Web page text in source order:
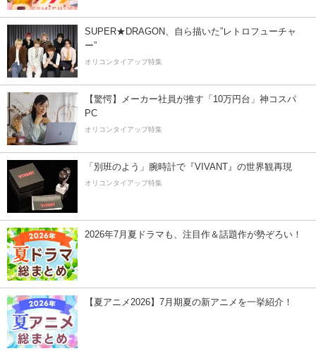
SUPER★DRAGON、自ら描いた”レトロフューチャ
ー”
オリコンタイアップ特集
【驚愕】メーカー社員が推す「10万円台」神コスパ
PC
オリコンタイアップ特集
「別班のよう」腕時計で『VIVANT』の世界観再現
オリコンタイアップ特集
2026年7月夏ドラマも、注目作＆話題作が勢ぞろい！
【夏アニメ2026】7月期夏の新アニメを一挙紹介！